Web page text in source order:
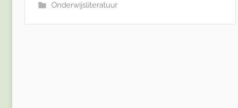
Onderwijsliteratuur